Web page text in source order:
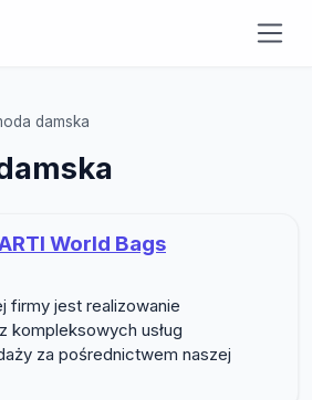
damska
World Bags
firmy jest realizowanie
kompleksowych usług
za pośrednictwem naszej